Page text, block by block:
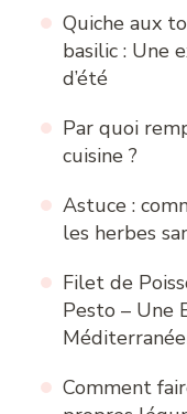
Quiche aux
basilic : Une
d’été
Par quoi
cuisine ?
Astuce :
les herbes
Filet de
Pesto – Une
Comment